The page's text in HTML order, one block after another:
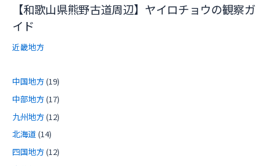
【和歌山県熊野古道周辺】ヤイロチョウの観察ガ
イド
近畿地方
中国地方(19)
中部地方(17)
九州地方(12)
北海道 (14)
四国地方(12)